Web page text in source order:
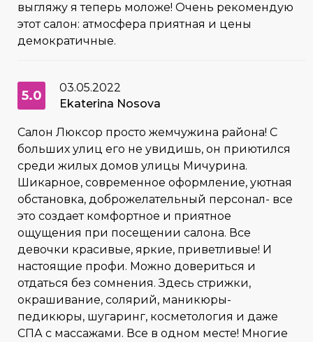
выгляжу я теперь моложе! Очень рекомендую
этот салон: атмосфера приятная и цены
демократичные.
5.0
03.05.2022
Ekaterina Nosova
Салон Люксор просто жемчужина района! С
больших улиц его не увидишь, он приютился
среди жилых домов улицы Мичурина.
Шикарное, современное оформление, уютная
обстановка, доброжелательный персонал- все
это создает комфортное и приятное
ощущения при посещении салона. Все
девочки красивые, яркие, приветливые! И
настоящие профи. Можно довериться и
отдаться без сомнения. Здесь стрижки,
окрашивание, солярий, маникюры-
педикюры, шугаринг, косметология и даже
СПА с массажами. Все в одном месте! Многие